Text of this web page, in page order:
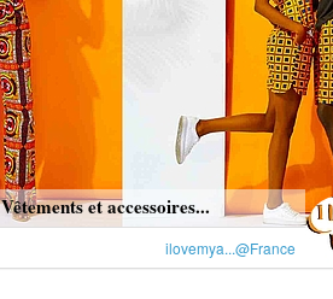
Vêtements et accessoires...
ilovemya...@France